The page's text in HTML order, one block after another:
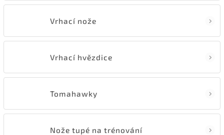
Vrhací nože
Vrhací hvězdice
Tomahawky
Nože tupé na trénování